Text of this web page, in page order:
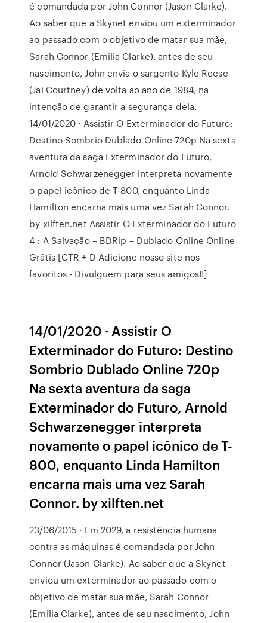
é comandada por John Connor (Jason Clarke).
Ao saber que a Skynet enviou um exterminador
ao passado com o objetivo de matar sua mãe,
Sarah Connor (Emilia Clarke), antes de seu
nascimento, John envia o sargento Kyle Reese
(Jai Courtney) de volta ao ano de 1984, na
intenção de garantir a segurança dela.
14/01/2020 · Assistir O Exterminador do Futuro:
Destino Sombrio Dublado Online 720p Na sexta
aventura da saga Exterminador do Futuro,
Arnold Schwarzenegger interpreta novamente
o papel icônico de T-800, enquanto Linda
Hamilton encarna mais uma vez Sarah Connor.
by xilften.net Assistir O Exterminador do Futuro
4 : A Salvação – BDRip – Dublado Online Online
Grátis [CTR + D Adicione nosso site nos
favoritos - Divulguem para seus amigos!!]
14/01/2020 · Assistir O
Exterminador do Futuro: Destino
Sombrio Dublado Online 720p
Na sexta aventura da saga
Exterminador do Futuro, Arnold
Schwarzenegger interpreta
novamente o papel icônico de T-
800, enquanto Linda Hamilton
encarna mais uma vez Sarah
Connor. by xilften.net
23/06/2015 · Em 2029, a resistência humana
contra as máquinas é comandada por John
Connor (Jason Clarke). Ao saber que a Skynet
enviou um exterminador ao passado com o
objetivo de matar sua mãe, Sarah Connor
(Emilia Clarke), antes de seu nascimento, John